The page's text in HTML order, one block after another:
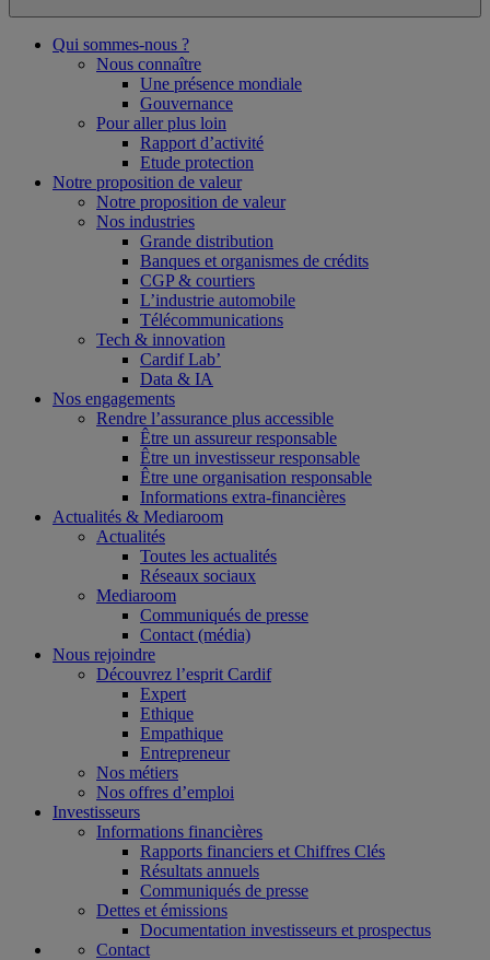
Qui sommes-nous ?
Nous connaître
Une présence mondiale
Gouvernance
Pour aller plus loin
Rapport d’activité
Etude protection
Notre proposition de valeur
Notre proposition de valeur
Nos industries
Grande distribution
Banques et organismes de crédits
CGP & courtiers
L’industrie automobile
Télécommunications
Tech & innovation
Cardif Lab’
Data & IA
Nos engagements
Rendre l’assurance plus accessible
Être un assureur responsable
Être un investisseur responsable
Être une organisation responsable
Informations extra-financières
Actualités & Mediaroom
Actualités
Toutes les actualités
Réseaux sociaux
Mediaroom
Communiqués de presse
Contact (média)
Nous rejoindre
Découvrez l’esprit Cardif
Expert
Ethique
Empathique
Entrepreneur
Nos métiers
Nos offres d’emploi
Investisseurs
Informations financières
Rapports financiers et Chiffres Clés
Résultats annuels
Communiqués de presse
Dettes et émissions
Documentation investisseurs et prospectus
Contact